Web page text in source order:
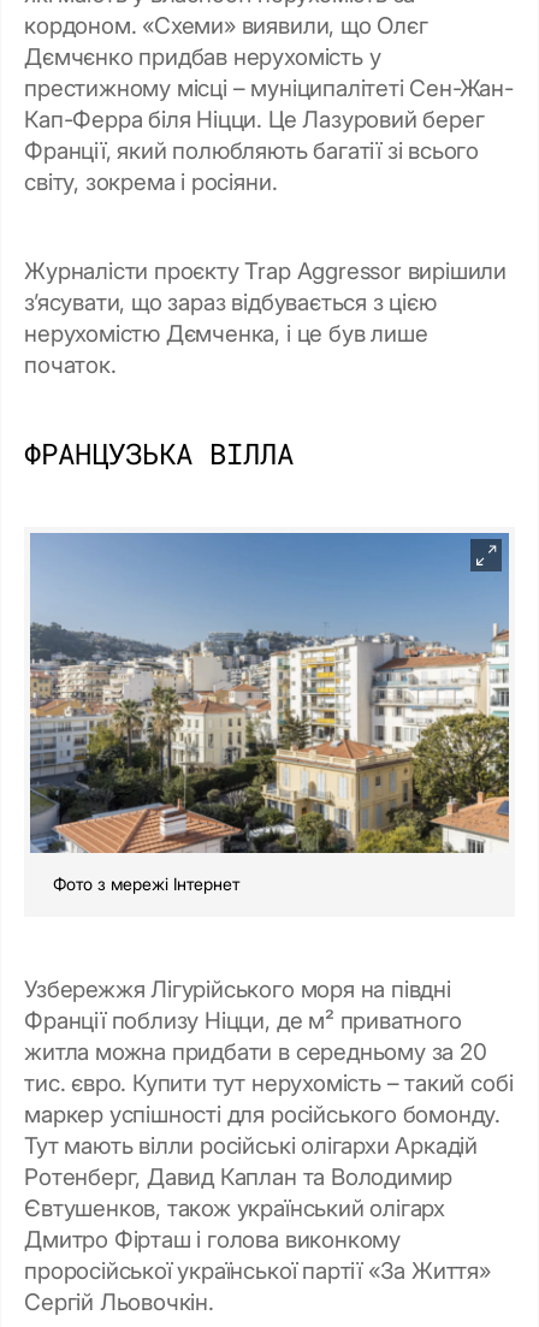
кордоном. «Схеми» виявили, що Олєг
Дємчєнко придбав нерухомість у
престижному місці – муніципалітеті Сен-Жан-
Кап-Ферра біля Ніцци. Це Лазуровий берег
Франції, який полюбляють багатії зі всього
світу, зокрема і росіяни.
Журналісти проєкту Trap Aggressor вирішили
зʼясувати, що зараз відбувається з цією
нерухомістю Дємченка, і це був лише
початок.
ФРАНЦУЗЬКА ВІЛЛА
Фото з мережі Інтернет
Узбережжя Лігурійського моря на півдні
Франції поблизу Ніцци, де м² приватного
житла можна придбати в середньому за 20
тис. євро. Купити тут нерухомість – такий собі
маркер успішності для російського бомонду.
Тут мають вілли російські олігархи Аркадій
Ротенберг, Давид Каплан та Володимир
Євтушенков, також український олігарх
Дмитро Фірташ і голова виконкому
проросійської української партії «За Життя»
Сергій Льовочкін.